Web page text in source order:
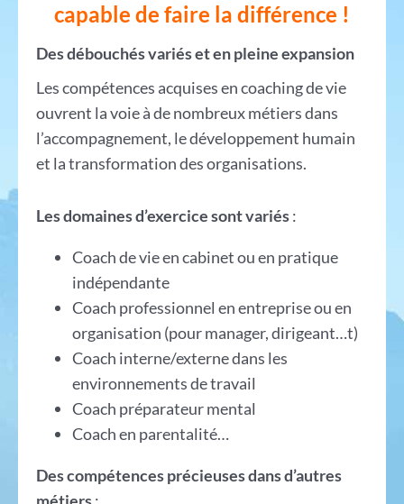
capable de faire la différence !
Des débouchés variés et en pleine expansion
Les compétences acquises en coaching de vie
ouvrent la voie à de nombreux métiers dans
l’accompagnement, le développement humain
et la transformation des organisations.
Les domaines d’exercice sont variés:
Coach de vie en cabinet ou en pratique
indépendante
Coach professionnel en entreprise ou en
organisation (pour manager, dirigeant…t)
Coach interne/externe dans les
environnements de travail
Coach préparateur mental
Coach en parentalité…
Des compétences précieuses dans d’autres